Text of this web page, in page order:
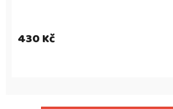
430 Kč